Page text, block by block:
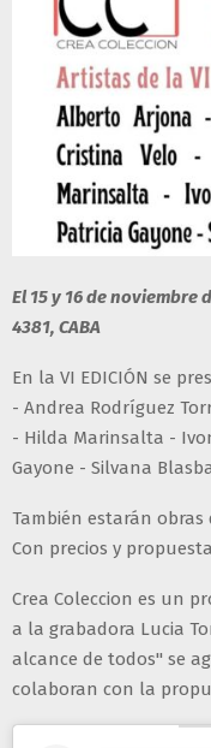
El 15 y 16 de noviembre
4381, CABA
En la VI EDICIÓN se
- Andrea Rodríguez
- Hilda Marinsalta -
Gayone - Silvana
También estarán
Con precios y
Crea Coleccion es un
a la grabadora Lucia
alcance de todos" se
colaboran con la